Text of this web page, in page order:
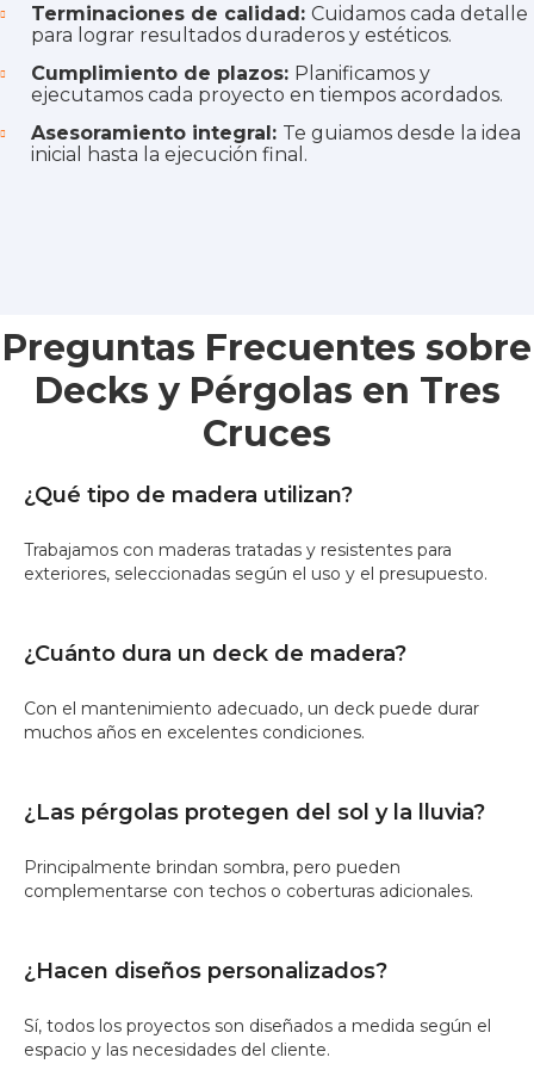
Terminaciones de calidad: Cuidamos cada detalle
para lograr resultados duraderos y estéticos.
Cumplimiento de plazos: Planificamos y
ejecutamos cada proyecto en tiempos acordados.
Asesoramiento integral: Te guiamos desde la idea
inicial hasta la ejecución final.
Preguntas Frecuentes sobre
Decks y Pérgolas en Tres
Cruces
¿Qué tipo de madera utilizan?
Trabajamos con maderas tratadas y resistentes para
exteriores, seleccionadas según el uso y el presupuesto.
¿Cuánto dura un deck de madera?
Con el mantenimiento adecuado, un deck puede durar
muchos años en excelentes condiciones.
¿Las pérgolas protegen del sol y la lluvia?
Principalmente brindan sombra, pero pueden
complementarse con techos o coberturas adicionales.
¿Hacen diseños personalizados?
Sí, todos los proyectos son diseñados a medida según el
espacio y las necesidades del cliente.